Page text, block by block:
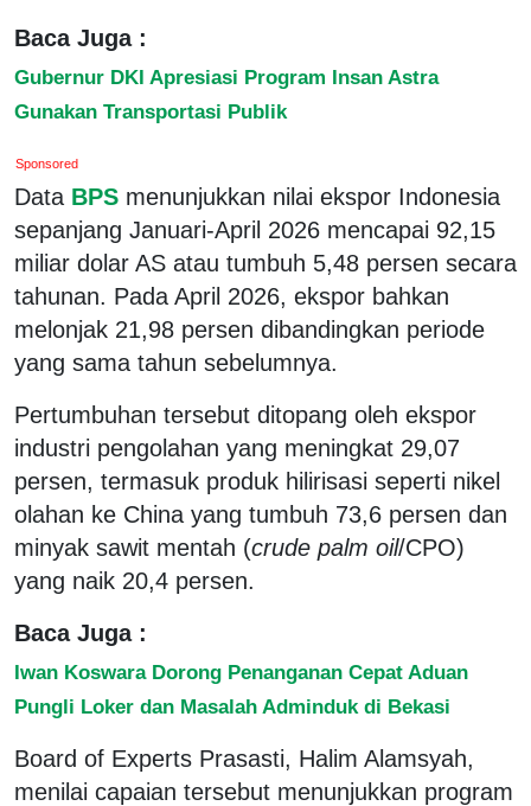
Baca Juga :
Gubernur DKI Apresiasi Program Insan Astra
Gunakan Transportasi Publik
Sponsored
Data BPS menunjukkan nilai ekspor Indonesia
sepanjang Januari-April 2026 mencapai 92,15
miliar dolar AS atau tumbuh 5,48 persen secara
tahunan. Pada April 2026, ekspor bahkan
melonjak 21,98 persen dibandingkan periode
yang sama tahun sebelumnya.
Pertumbuhan tersebut ditopang oleh ekspor
industri pengolahan yang meningkat 29,07
persen, termasuk produk hilirisasi seperti nikel
olahan ke China yang tumbuh 73,6 persen dan
minyak sawit mentah (crude palm oil/CPO)
yang naik 20,4 persen.
Baca Juga :
Iwan Koswara Dorong Penanganan Cepat Aduan
Pungli Loker dan Masalah Adminduk di Bekasi
Board of Experts Prasasti, Halim Alamsyah,
menilai capaian tersebut menunjukkan program